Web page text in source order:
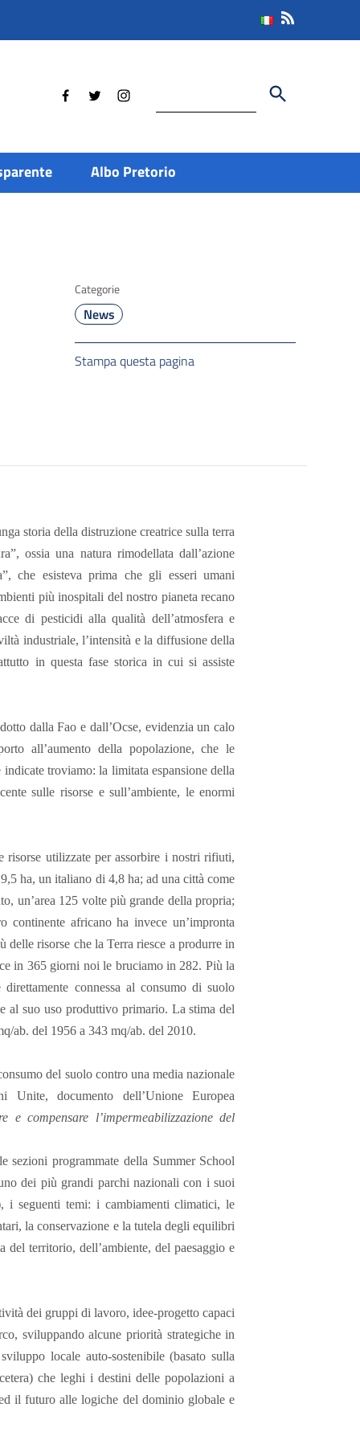
Cerca
Albo Pretorio
Categorie
News
Stampa questa pagina
storia della distruzione creatrice sulla terra
ossia una natura rimodellata dall’azione
che esisteva prima che gli esseri umani
più inospitali del nostro pianeta recano
di pesticidi alla qualità dell’atmosfera e
industriale, l’intensità e la diffusione della
in questa fase storica in cui si assiste
dalla Fao e dall’Ocse, evidenzia un calo
all’aumento della popolazione, che le
troviamo: la limitata espansione della
sulle risorse e sull’ambiente, le enormi
risorse utilizzate per assorbire i nostri rifiuti,
ha, un italiano di 4,8 ha; ad una città come
un’area 125 volte più grande della propria;
africano ha invece un’impronta
risorse che la Terra riesce a produrre in
in 365 giorni noi le bruciamo in 282. Più la
connessa al consumo di suolo
al suo uso produttivo primario. La stima del
ab. del 1956 a 343 mq/ab. del 2010.
del suolo contro una media nazionale
documento dell’Unione Europea
compensare l’impermeabilizzazione del
sezioni programmate della Summer School
dei più grandi parchi nazionali con i suoi
i seguenti temi: i cambiamenti climatici, le
la conservazione e la tutela degli equilibri
del territorio, dell’ambiente, del paesaggio e
dei gruppi di lavoro, idee-progetto capaci
sviluppando alcune priorità strategiche in
locale auto-sostenibile (basato sulla
che leghi i destini delle popolazioni a
il futuro alle logiche del dominio globale e